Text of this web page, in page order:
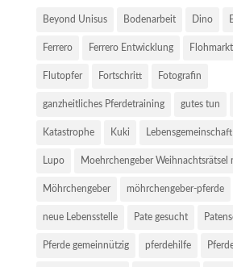
Beyond Unisus Bodenarbeit Dino
Ferrero Ferrero Entwicklung
Flutopfer Fortschritt Fotografin
ganzheitliches Pferdetraining gutes tun
Katastrophe Kuki Lebensgemeinschaft
Lupo Moehrchengeber Weihnachtsrätsel
Möhrchengeber möhrchengeber-pferde
neue Lebensstelle Pate gesucht
Pferde gemeinnützig pferdehilfe